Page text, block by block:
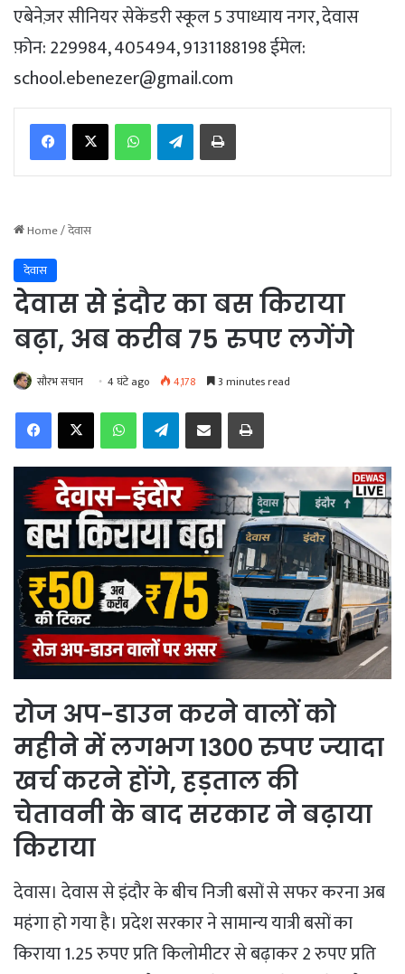
एबेनेज़र सीनियर सेकेंडरी स्कूल 5 उपाध्याय नगर, देवास
फ़ोन: 229984, 405494, 9131188198 ईमेल:
school.ebenezer@gmail.com
Telegram